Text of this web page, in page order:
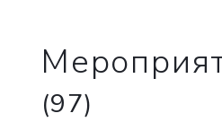
(97)